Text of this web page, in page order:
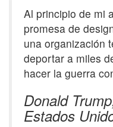
Al principio de mi
promesa de
una organización
deportar a miles
hacer la guerra
Donald
Estados